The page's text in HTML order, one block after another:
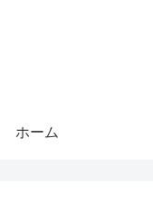
ホーム